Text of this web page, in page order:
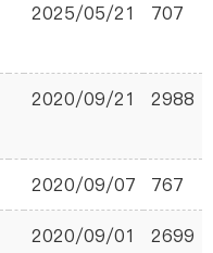
2025/05/21 707
2020/09/21 2988
2020/09/07 767
2020/09/01 2699